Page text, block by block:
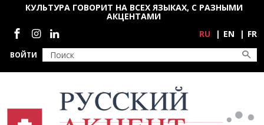
Перейти к основному содержанию
ВОЙТИ
КУЛЬТУРА ГОВОРИТ НА ВСЕХ ЯЗЫКАХ, С РАЗНЫМИ
АКЦЕНТАМИ
Социальные сети
RU EN FR